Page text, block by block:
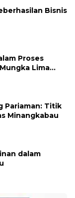
Lima
Minangkabau